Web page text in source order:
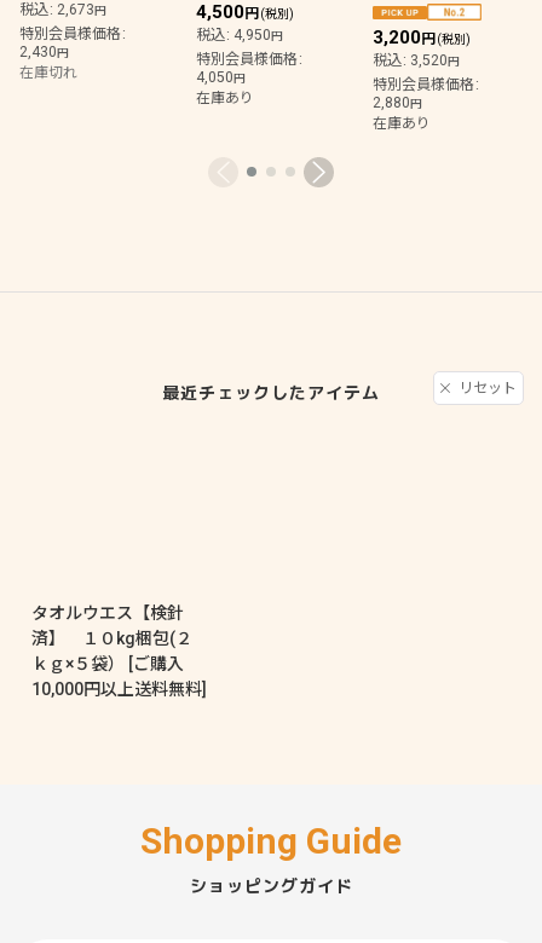
税込: 2,673円
特別会員様価格 :
2,430円
在庫切れ
4,500円 (税別)
税込: 4,950円
特別会員様価格 :
4,050円
在庫あり
3,200円 (税別)
税込: 3,520円
特別会員様価格 :
2,880円
在庫あり
最近チェックしたアイテム リセット
タオルウエス【検針
済】 １０kg梱包(２
ｋｇ×５袋）
[ご購入
10,000円以上送料無料]
ショッピングガイド